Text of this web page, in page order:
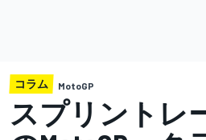
コラム MotoGP
スプリントレ